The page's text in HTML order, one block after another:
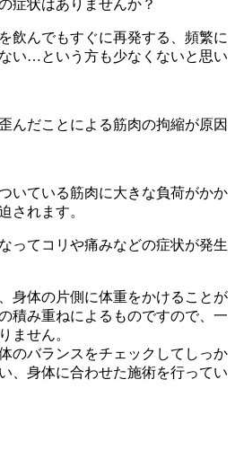
症状はありませんか？
飲んでもすぐに再発する、頻繁に
い…という方も少なくないと思い
んだことによる筋肉の拘縮が原因
いている筋肉に大きな負荷がかか
されます。
ってコリや痛みなどの症状が発生
身体の片側に体重をかけることが
積み重ねによるものですので、一
ません。
のバランスをチェックしてしっか
、身体に合わせた施術を行ってい